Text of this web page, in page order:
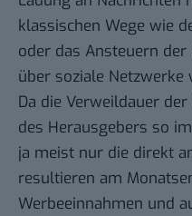
klassischen Wege wie
oder das Ansteuern
über soziale Netzwerke
Da die Verweildauer
des Herausgebers so
ja meist nur die direkt
resultieren am
Werbeeinnahmen und